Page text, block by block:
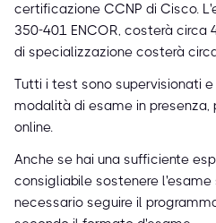
certificazione CCNP di Cisco.
350-401 ENCOR, costerà circa
di specializzazione costerà
Tutti i test sono supervisionati
modalità di esame in presenza,
online.
Anche se hai una sufficiente
consigliabile sostenere l'esame
necessario seguire il